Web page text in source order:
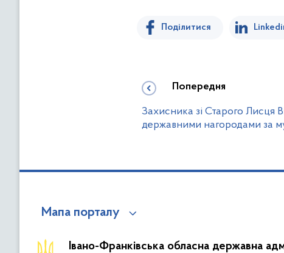
Поділитися
Попередня
Захисника зі Старого Лисця
державними нагородами за
Мапа порталу
Івано-Франківська обласна державна